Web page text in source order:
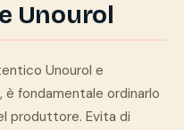
Unourol
Unourol e
fondamentale ordinarlo
produttore. Evita di